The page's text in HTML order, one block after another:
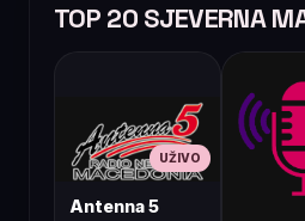
TOP 20 SJEVERNA
UŽIVO
Antenna 5